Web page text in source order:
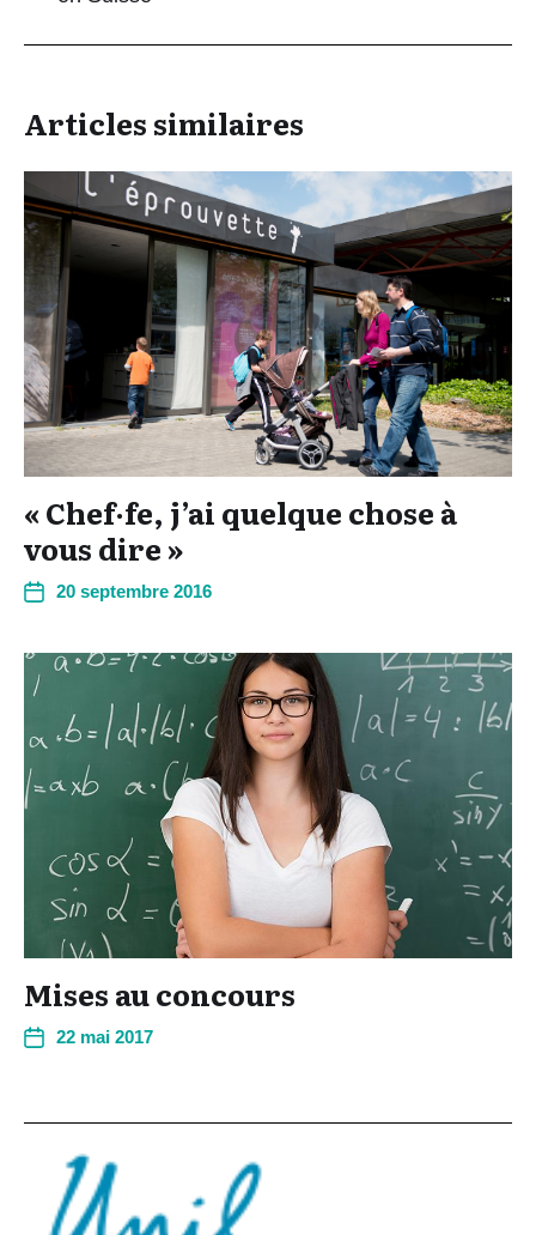
Articles similaires
« Chef·fe, j’ai quelque chose à
vous dire »
20 septembre 2016
Mises au concours
22 mai 2017